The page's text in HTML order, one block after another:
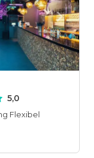
5,0
Flexibel